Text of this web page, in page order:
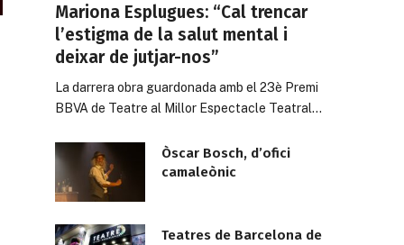
Mariona Esplugues: “Cal trencar
l’estigma de la salut mental i
deixar de jutjar-nos”
La darrera obra guardonada amb el 23è Premi
BBVA de Teatre al Millor Espectacle Teatral…
Òscar Bosch, d’ofici
camaleònic
Teatres de Barcelona de